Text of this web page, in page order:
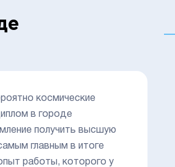
космические
в городе
получить высшую
главным в итоге
работы, которого у